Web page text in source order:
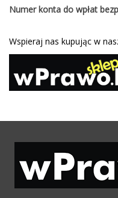
Numer konta do wpłat
Wspieraj nas kupując w